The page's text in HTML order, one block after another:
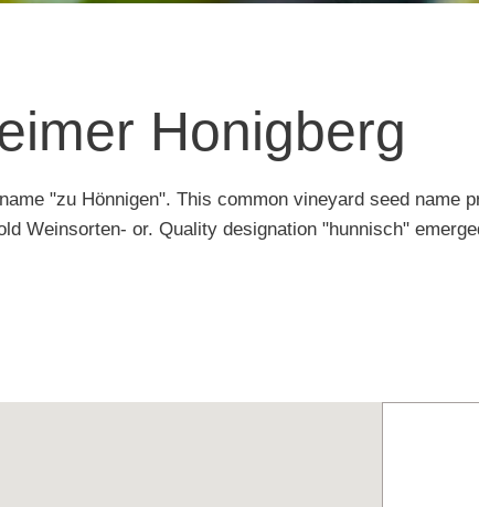
Honigberg
"zu Hönnigen". This common vineyard seed name
Weinsorten- or. Quality designation "hunnisch"